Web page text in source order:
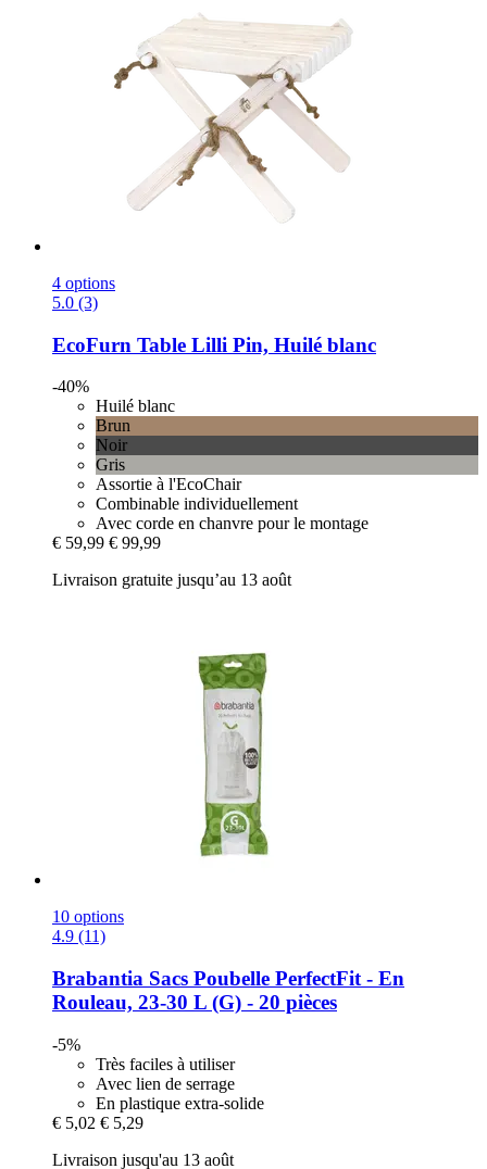
4 options
5.0 (3)
EcoFurn Table Lilli Pin, Huilé blanc
-40%
Huilé blanc
Brun
Noir
Gris
Assortie à l'EcoChair
Combinable individuellement
Avec corde en chanvre pour le montage
€ 59,99 € 99,99
Livraison gratuite jusqu’au 13 août
10 options
4.9 (11)
Brabantia Sacs Poubelle PerfectFit -​ En
Rouleau, 23-​30 L (G) -​ 20 pièces
-5%
Très faciles à utiliser
Avec lien de serrage
En plastique extra-solide
€ 5,02 € 5,29
Livraison jusqu'au 13 août